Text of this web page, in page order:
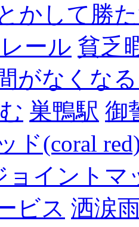
かして勝
ール 貧乏
がなくな
巣鴨駅 御
ド(coral
ョイントマ
ビス 洒涙